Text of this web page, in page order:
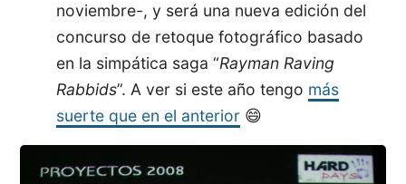
noviembre-, y será una nueva edición del
concurso de retoque fotográfico basado
en la simpática saga “Rayman Raving
Rabbids”. A ver si este año tengo más
suerte que en el anterior 😄